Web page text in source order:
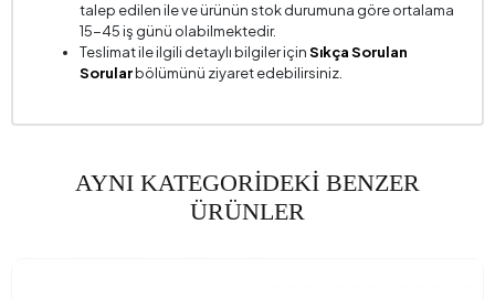
Kumaş Rengi Krem
talep edilen ile ve ürünün stok durumuna göre ortalama
15-45 iş günü olabilmektedir.
Teslimat ile ilgili detaylı bilgiler içinSıkça Sorulan
Sorularbölümünü ziyaret edebilirsiniz.
AYNI KATEGORİDEKİ BENZER
ÜRÜNLER